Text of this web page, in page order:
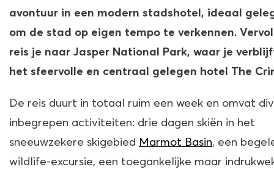
avontuur in een modern stadshotel, ideaal
om de stad op eigen tempo te verkennen.
reis je naar Jasper National Park, waar je
het sfeervolle en centraal gelegen hotel The
De reis duurt in totaal ruim een week en omvat
inbegrepen activiteiten: drie dagen skiën in het
sneeuwzekere skigebied Marmot Basin, een
wildlife-excursie, een toegankelijke maar